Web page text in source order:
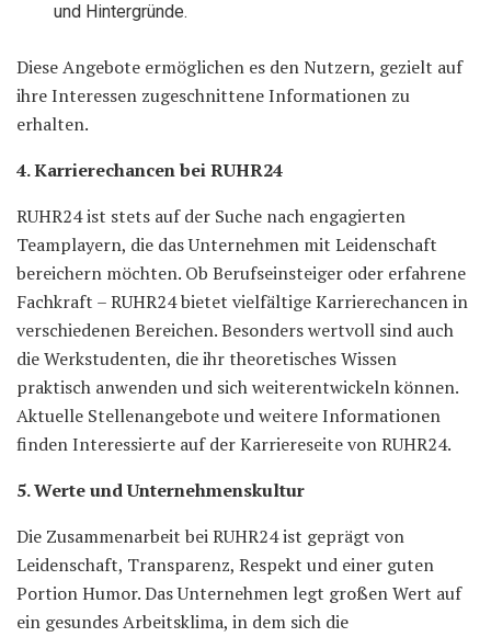
und Hintergründe.
Diese Angebote ermöglichen es den Nutzern, gezielt auf
ihre Interessen zugeschnittene Informationen zu
erhalten.
4. Karrierechancen bei RUHR24
RUHR24 ist stets auf der Suche nach engagierten
Teamplayern, die das Unternehmen mit Leidenschaft
bereichern möchten. Ob Berufseinsteiger oder erfahrene
Fachkraft – RUHR24 bietet vielfältige Karrierechancen in
verschiedenen Bereichen. Besonders wertvoll sind auch
die Werkstudenten, die ihr theoretisches Wissen
praktisch anwenden und sich weiterentwickeln können.
Aktuelle Stellenangebote und weitere Informationen
finden Interessierte auf der Karriereseite von RUHR24.
5. Werte und Unternehmenskultur
Die Zusammenarbeit bei RUHR24 ist geprägt von
Leidenschaft, Transparenz, Respekt und einer guten
Portion Humor. Das Unternehmen legt großen Wert auf
ein gesundes Arbeitsklima, in dem sich die